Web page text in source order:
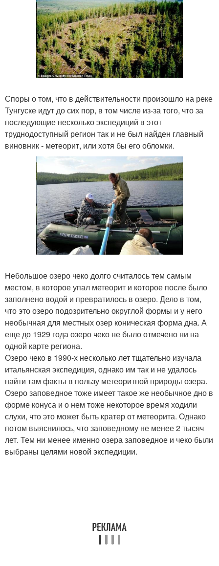
Споры о том, что в действительности произошло на реке
Тунгуске идут до сих пор, в том числе из-за того, что за
последующие несколько экспедиций в этот
труднодоступный регион так и не был найден главный
виновник - метеорит, или хотя бы его обломки.
Небольшое озеро чеко долго считалось тем самым
местом, в которое упал метеорит и которое после было
заполнено водой и превратилось в озеро. Дело в том,
что это озеро подозрительно округлой формы и у него
необычная для местных озер коническая форма дна. А
еще до 1929 года озеро чеко не было отмечено ни на
одной карте региона.
Озеро чеко в 1990-х несколько лет тщательно изучала
итальянская экспедиция, однако им так и не удалось
найти там факты в пользу метеоритной природы озера.
Озеро заповедное тоже имеет такое же необычное дно в
форме конуса и о нем тоже некоторое время ходили
слухи, что это может быть кратер от метеорита. Однако
потом выяснилось, что заповедному не менее 2 тысяч
лет. Тем ни менее именно озера заповедное и чеко были
выбраны целями новой экспедиции.